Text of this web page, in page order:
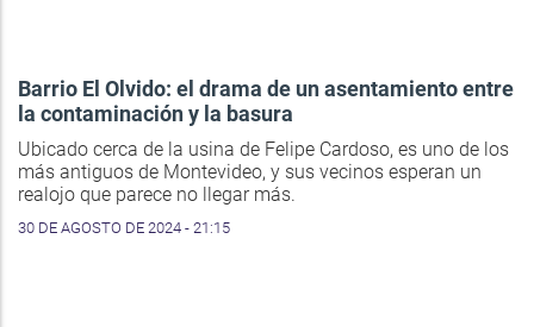
Barrio El Olvido: el drama de un asentamiento entre
la contaminación y la basura
Ubicado cerca de la usina de Felipe Cardoso, es uno de los
más antiguos de Montevideo, y sus vecinos esperan un
realojo que parece no llegar más.
30 DE AGOSTO DE 2024 - 21:15